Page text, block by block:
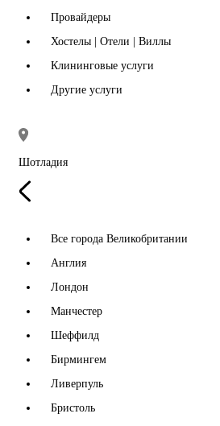
Провайдеры
Хостелы | Отели | Виллы
Клининговые услуги
Другие услуги
Шотладия
Все города Великобритании
Англия
Лондон
Манчестер
Шеффилд
Бирмингем
Ливерпуль
Бристоль